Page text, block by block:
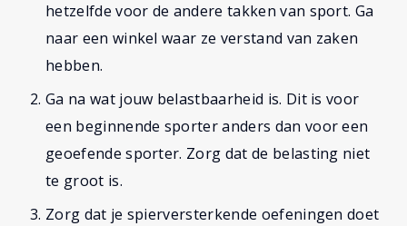
hetzelfde voor de andere takken van sport. Ga
naar een winkel waar ze verstand van zaken
hebben.
Ga na wat jouw belastbaarheid is. Dit is voor
een beginnende sporter anders dan voor een
geoefende sporter. Zorg dat de belasting niet
te groot is.
Zorg dat je spierversterkende oefeningen doet